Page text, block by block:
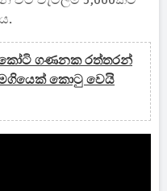
කෝටි ගණනක රත්තරන්
කොටු වෙයි